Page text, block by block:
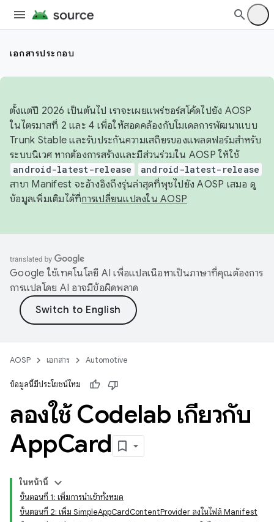
เอกสารประกอบ
ตั้งแต่ปี 2026 เป็นต้นไป เราจะเผยแพร่ซอร์สโค้ดไปยัง AOSP
ในไตรมาสที่ 2 และ 4 เพื่อให้สอดคล้องกับโมเดลการพัฒนาแบบ
Trunk Stable และรับประกันความเสถียรของแพลตฟอร์มสำหรับ
ระบบนิเวศ หากต้องการสร้างและมีส่วนร่วมใน AOSP ให้ใช้
android-latest-release android-latest-release
สาขา Manifest จะอ้างอิงถึงรุ่นล่าสุดที่พุชไปยัง AOSP เสมอ ดู
ข้อมูลเพิ่มเติมได้ที่การเปลี่ยนแปลงใน AOSP
Google ใช้เทคโนโลยี AI เพื่อแปลเนื้อหาเป็นภาษาที่คุณต้องการ
การแปลโดย AI อาจมีข้อผิดพลาด
AOSP เอกสาร Automotive
ข้อมูลนี้มีประโยชน์ไหม
ลองใช้ Codelab เกี่ยวกับ
AppCard
ในหน้านี้
ขั้นตอนที่ 1: เพิ่มการนำเข้าทั้งหมด
ขั้นตอนที่ 2: เพิ่ม SimpleAppCardContentProvider ลงในไฟล์ Manifest